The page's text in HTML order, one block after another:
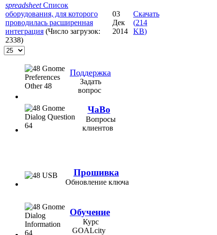
spreadsheet Список
оборудования, для которого
проводилась расширенная
интеграция (Число загрузок:
2338)
03
Дек
2014
Скачать
(214
KB)
Поддержка
Задать
вопрос
ЧаВо
Вопросы
клиентов
Прошивка
Обновление ключа
Обучение
Курс
GOALcity